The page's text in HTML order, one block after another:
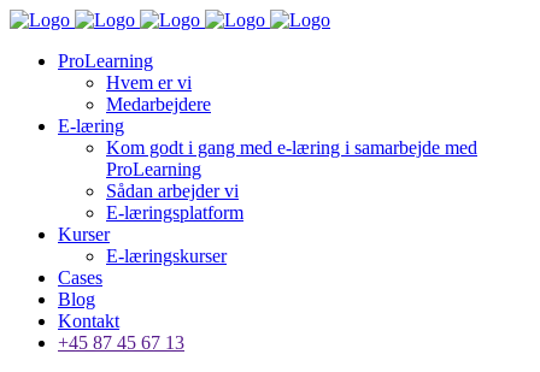
ProLearning
Hvem er vi
Medarbejdere
E-læring
Kom godt i gang med e-læring i samarbejde med
ProLearning
Sådan arbejder vi
E-læringsplatform
Kurser
E-læringskurser
Cases
Blog
Kontakt
+45 87 45 67 13